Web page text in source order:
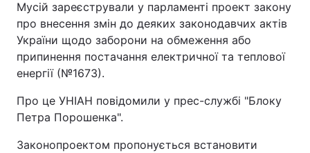
Мусій зареєстрували у парламенті проект закону
про внесення змін до деяких законодавчих актів
України щодо заборони на обмеження або
припинення постачання електричної та теплової
енергії (№1673).
Про це УНІАН повідомили у прес-службі "Блоку
Петра Порошенка".
Законопроектом пропонується встановити